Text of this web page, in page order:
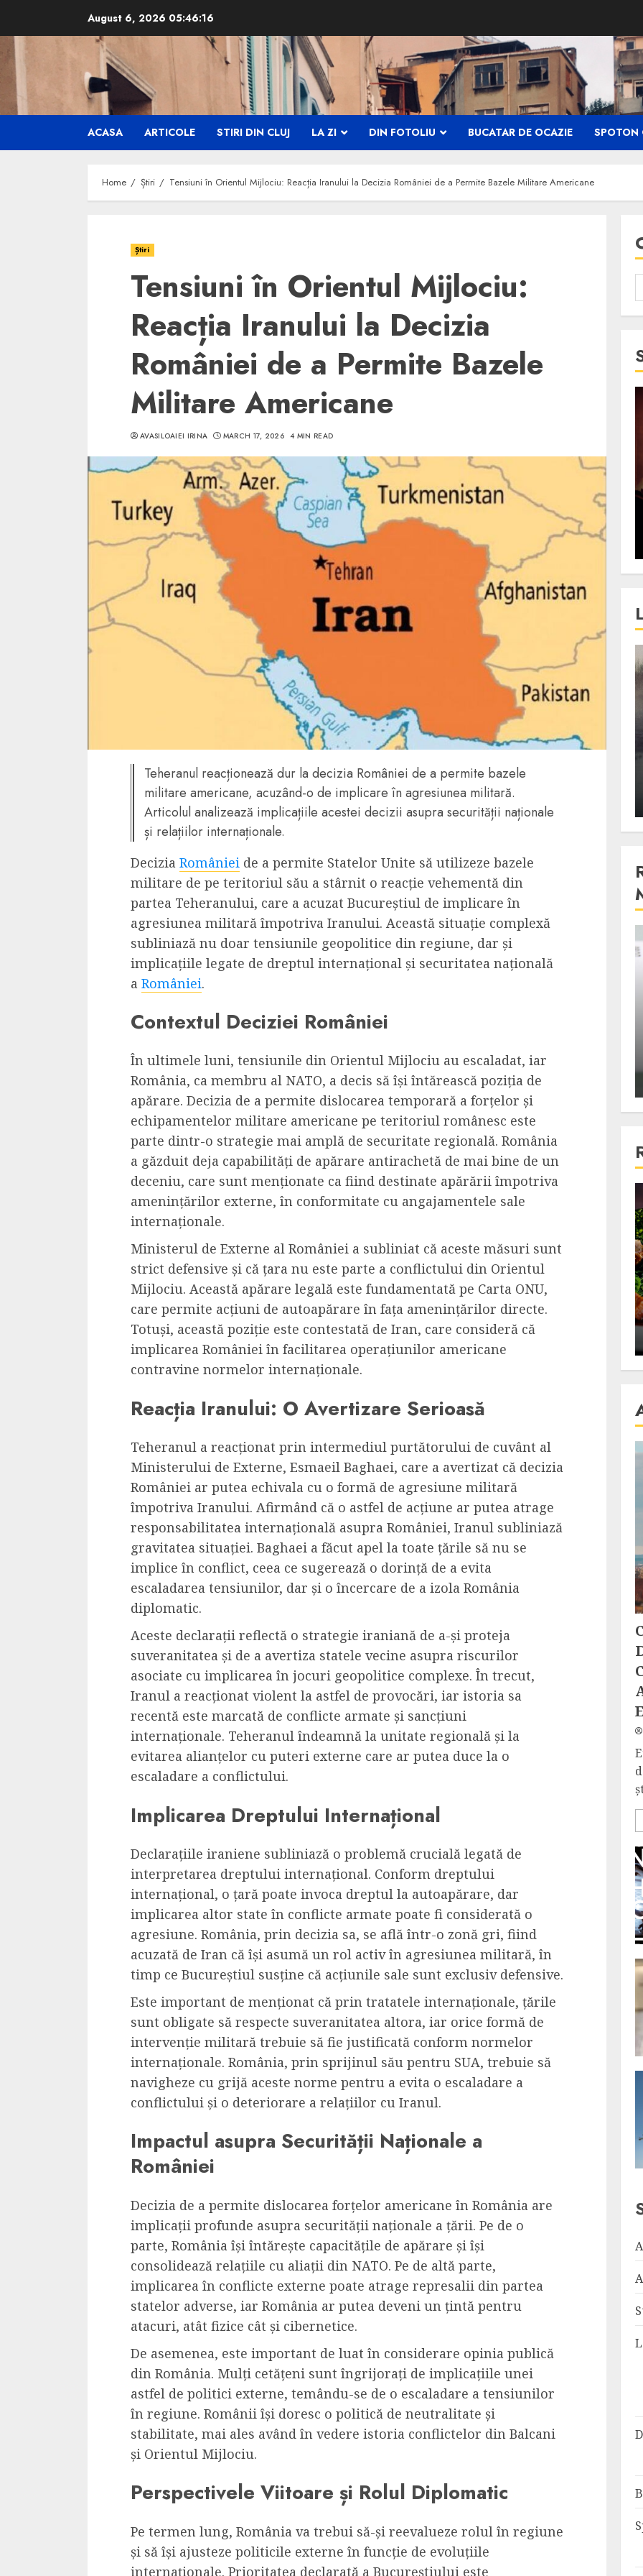
content
August 6, 2026 05:46:18
ACASA ARTICOLE STIRI DIN CLUJ LA ZI DIN FOTOLIU BUCATAR DE OCAZIE SPOTON
Home Știri Tensiuni în Orientul Mijlociu: Reacția Iranului la Decizia României de a Permite Bazele Militare Americane
Știri
Tensiuni în Orientul Mijlociu:
Reacția Iranului la Decizia
României de a Permite Bazele
Militare Americane
AVASILOAIEI IRINA MARCH 17, 2026 4 MIN READ
Teheranul reacționează dur la decizia României de a permite bazele
militare americane, acuzând-o de implicare în agresiunea militară.
Articolul analizează implicațiile acestei decizii asupra securității naționale
și relațiilor internaționale.
Decizia României de a permite Statelor Unite să utilizeze bazele
militare de pe teritoriul său a stârnit o reacție vehementă din
partea Teheranului, care a acuzat Bucureștiul de implicare în
agresiunea militară împotriva Iranului. Această situație complexă
subliniază nu doar tensiunile geopolitice din regiune, dar și
implicațiile legate de dreptul internațional și securitatea națională
a României.
Contextul Deciziei României
În ultimele luni, tensiunile din Orientul Mijlociu au escaladat, iar
România, ca membru al NATO, a decis să își întărească poziția de
apărare. Decizia de a permite dislocarea temporară a forțelor și
echipamentelor militare americane pe teritoriul românesc este
parte dintr-o strategie mai amplă de securitate regională. România
a găzduit deja capabilități de apărare antirachetă de mai bine de un
deceniu, care sunt menționate ca fiind destinate apărării împotriva
amenințărilor externe, în conformitate cu angajamentele sale
internaționale.
Ministerul de Externe al României a subliniat că aceste măsuri sunt
strict defensive și că țara nu este parte a conflictului din Orientul
Mijlociu. Această apărare legală este fundamentată pe Carta ONU,
care permite acțiuni de autoapărare în fața amenințărilor directe.
Totuși, această poziție este contestată de Iran, care consideră că
implicarea României în facilitarea operațiunilor americane
contravine normelor internaționale.
Reacția Iranului: O Avertizare Serioasă
Teheranul a reacționat prin intermediul purtătorului de cuvânt al
Ministerului de Externe, Esmaeil Baghaei, care a avertizat că decizia
României ar putea echivala cu o formă de agresiune militară
împotriva Iranului. Afirmând că o astfel de acțiune ar putea atrage
responsabilitatea internațională asupra României, Iranul subliniază
gravitatea situației. Baghaei a făcut apel la toate țările să nu se
implice în conflict, ceea ce sugerează o dorință de a evita
escaladarea tensiunilor, dar și o încercare de a izola România
diplomatic.
Aceste declarații reflectă o strategie iraniană de a-și proteja
suveranitatea și de a avertiza statele vecine asupra riscurilor
asociate cu implicarea în jocuri geopolitice complexe. În trecut,
Iranul a reacționat violent la astfel de provocări, iar istoria sa
recentă este marcată de conflicte armate și sancțiuni
internaționale. Teheranul îndeamnă la unitate regională și la
evitarea alianțelor cu puteri externe care ar putea duce la o
escaladare a conflictului.
Implicarea Dreptului Internațional
Declarațiile iraniene subliniază o problemă crucială legată de
interpretarea dreptului internațional. Conform dreptului
internațional, o țară poate invoca dreptul la autoapărare, dar
implicarea altor state în conflicte armate poate fi considerată o
agresiune. România, prin decizia sa, se află într-o zonă gri, fiind
acuzată de Iran că își asumă un rol activ în agresiunea militară, în
timp ce Bucureștiul susține că acțiunile sale sunt exclusiv defensive.
Este important de menționat că prin tratatele internaționale, țările
sunt obligate să respecte suveranitatea altora, iar orice formă de
intervenție militară trebuie să fie justificată conform normelor
internaționale. România, prin sprijinul său pentru SUA, trebuie să
navigheze cu grijă aceste norme pentru a evita o escaladare a
conflictului și o deteriorare a relațiilor cu Iranul.
Impactul asupra Securității Naționale a
României
Decizia de a permite dislocarea forțelor americane în România are
implicații profunde asupra securității naționale a țării. Pe de o
parte, România își întărește capacitățile de apărare și își
consolidează relațiile cu aliații din NATO. Pe de altă parte,
implicarea în conflicte externe poate atrage represalii din partea
statelor adverse, iar România ar putea deveni un țintă pentru
atacuri, atât fizice cât și cibernetice.
De asemenea, este important de luat în considerare opinia publică
din România. Mulți cetățeni sunt îngrijorați de implicațiile unei
astfel de politici externe, temându-se de o escaladare a tensiunilor
în regiune. Românii își doresc o politică de neutralitate și
stabilitate, mai ales având în vedere istoria conflictelor din Balcani
și Orientul Mijlociu.
Perspectivele Viitoare și Rolul Diplomatic
Pe termen lung, România va trebui să-și reevalueze rolul în regiune
și să își ajusteze politicile externe în funcție de evoluțiile
internaționale. Prioritatea declarată a Bucureștiului este
5 min read
SpotOn Cluj
Ce poti vizita in jurul
Clujului cand te afli intr-un
weekend prelungit in
“Orasul Comoara”?
ALEXANDRU S. MAY 31, 2023
Festivalurile Clujului. De
ce atrage Clujul tinerii si
pe cei mai in varsta an de
an?
ALEXANDRU S. DECEMBER 13, 2023
4 min read
Razboiul din Gaza, scanteia
Mijlociu?
ALEXANDRU S. NOVEMBER 1, 2023
Lumina ar putea contribui
natura
ALEXANDRU S. DECEMBER 27, 2023
3 min read
Din fotoliu
Dungeons & Dragons:
film ca un joc care te
cadre
ALEXANDRU S. MAY 17, 2023
4 min read
publicului si criticilor
ALEXANDRU S. DECEMBER 6, 2023
4 min read
Bucatar de ocazie
Cele mai delicioase retete
cu piept de curcan
ALEXANDRU S.
4 min read
Bucatar de ocazie
3 retete delicioase in care
carnea de rata e vedeta
incontestabila